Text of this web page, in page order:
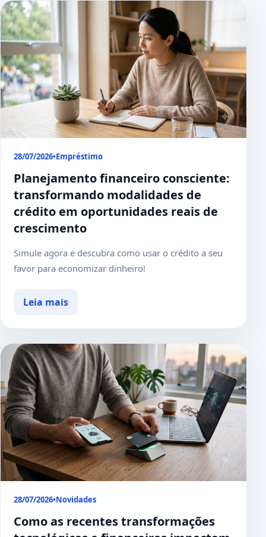
28/07/2026•Empréstimo
Planejamento financeiro consciente:
transformando modalidades de
crédito em oportunidades reais de
crescimento
Simule agora e descubra como usar o crédito a seu
favor para economizar dinheiro!
Leia mais
28/07/2026•Novidades
Como as recentes transformações